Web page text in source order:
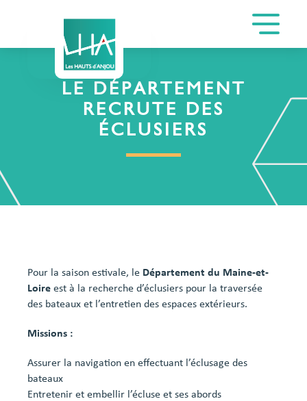
LE DÉPARTEMENT
RECRUTE DES
ÉCLUSIERS
Pour la saison estivale, le Département du Maine-et-
Loire est à la recherche d’éclusiers pour la traversée
des bateaux et l’entretien des espaces extérieurs.
Missions :
Assurer la navigation en effectuant l’éclusage des
bateaux
Entretenir et embellir l’écluse et ses abords